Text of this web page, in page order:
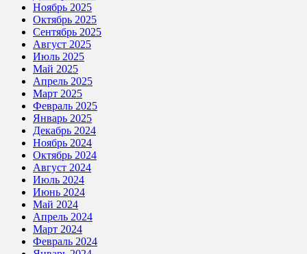
Ноябрь 2025
Октябрь 2025
Сентябрь 2025
Август 2025
Июль 2025
Май 2025
Апрель 2025
Март 2025
Февраль 2025
Январь 2025
Декабрь 2024
Ноябрь 2024
Октябрь 2024
Август 2024
Июль 2024
Июнь 2024
Май 2024
Апрель 2024
Март 2024
Февраль 2024